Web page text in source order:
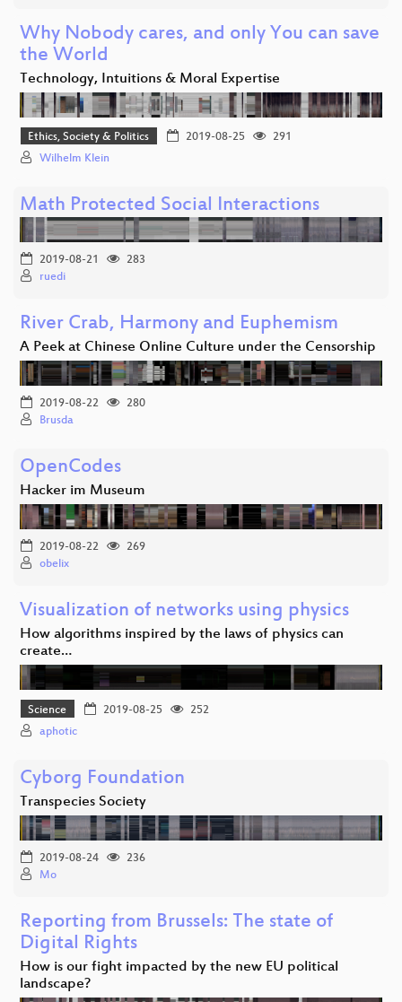
Why Nobody cares, and only You can save
the World
Technology, Intuitions & Moral Expertise
Ethics, Society & Politics 2019-08-25
291
Wilhelm Klein
Math Protected Social Interactions
2019-08-21
283
ruedi
River Crab, Harmony and Euphemism
A Peek at Chinese Online Culture under the Censorship
2019-08-22
280
Brusda
OpenCodes
Hacker im Museum
2019-08-22
269
obelix
Visualization of networks using physics
How algorithms inspired by the laws of physics can
create…
Science 2019-08-25
252
aphotic
Cyborg Foundation
Transpecies Society
2019-08-24
236
Mo
Reporting from Brussels: The state of
Digital Rights
How is our fight impacted by the new EU political
landscape?